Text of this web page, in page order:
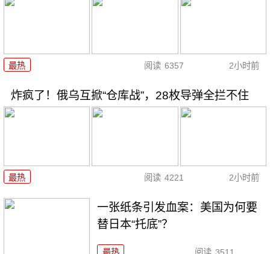
最热 阅读 6357 2小时前
炸疯了！俄乌互掀“仓库战”，28枚导弹全拦不住
最热 阅读 4221 2小时前
一张纸条引发血案：美国为何要
替日本“托底”？
最热 阅读 3511